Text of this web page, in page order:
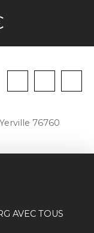
76760
AVEC TOUS